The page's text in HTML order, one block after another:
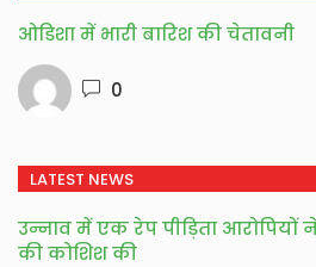
ओडिशा में भारी बारिश की चेतावनी
0
LATEST NEWS
उन्नाव में एक रेप पीड़िता आरोपियों
की कोशिश की